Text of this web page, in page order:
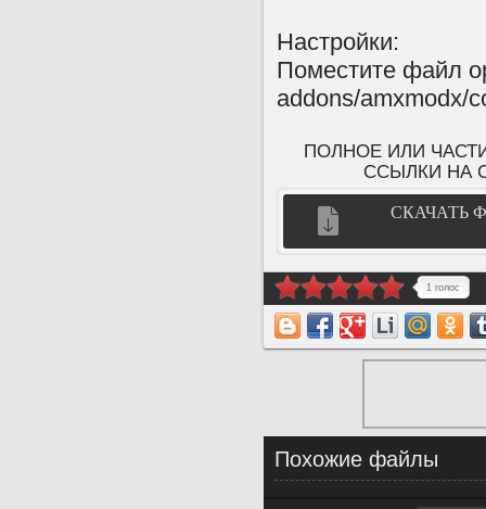
Настройки:
Поместите файл
addons/amxmodx/
ПОЛНОЕ ИЛИ
ССЫЛКИ НА
СКАЧАТЬ
1 голос
Похожие файлы